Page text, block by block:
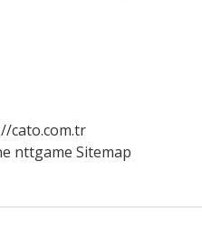
cato.com.tr
nttgame Sitemap